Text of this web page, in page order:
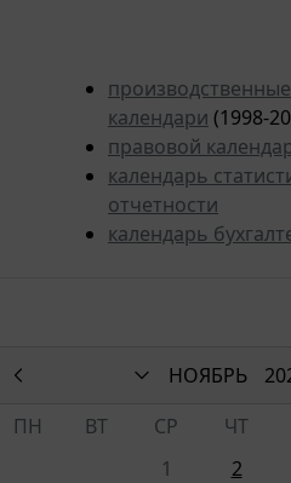
производственные
календари (1998-
правовой
календарь
отчетности
календарь
НОЯБРЬ
ПН
ВТ СР ЧТ
1
2